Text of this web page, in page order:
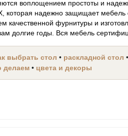
воплощением простоты и
которая надежно защищает
качественной фурнитуры и
долгие годы. Вся мебель
выбрать стол • раскладной стол
делаем • цвета и декоры